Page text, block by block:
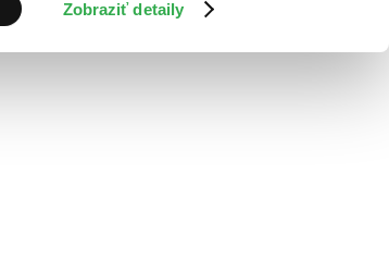
Zobraziť detaily